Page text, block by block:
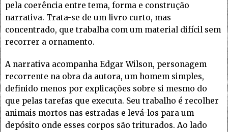
pela coerência entre tema, forma e construção
narrativa. Trata-se de um livro curto, mas
concentrado, que trabalha com um material difícil sem
recorrer a ornamento.
A narrativa acompanha Edgar Wilson, personagem
recorrente na obra da autora, um homem simples,
definido menos por explicações sobre si mesmo do
que pelas tarefas que executa. Seu trabalho é recolher
animais mortos nas estradas e levá-los para um
depósito onde esses corpos são triturados. Ao lado